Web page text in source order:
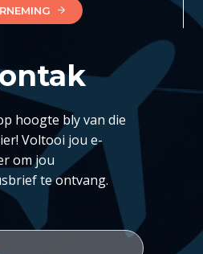
hoogte bly van die
Voltooi jou e-
om jou
te ontvang.